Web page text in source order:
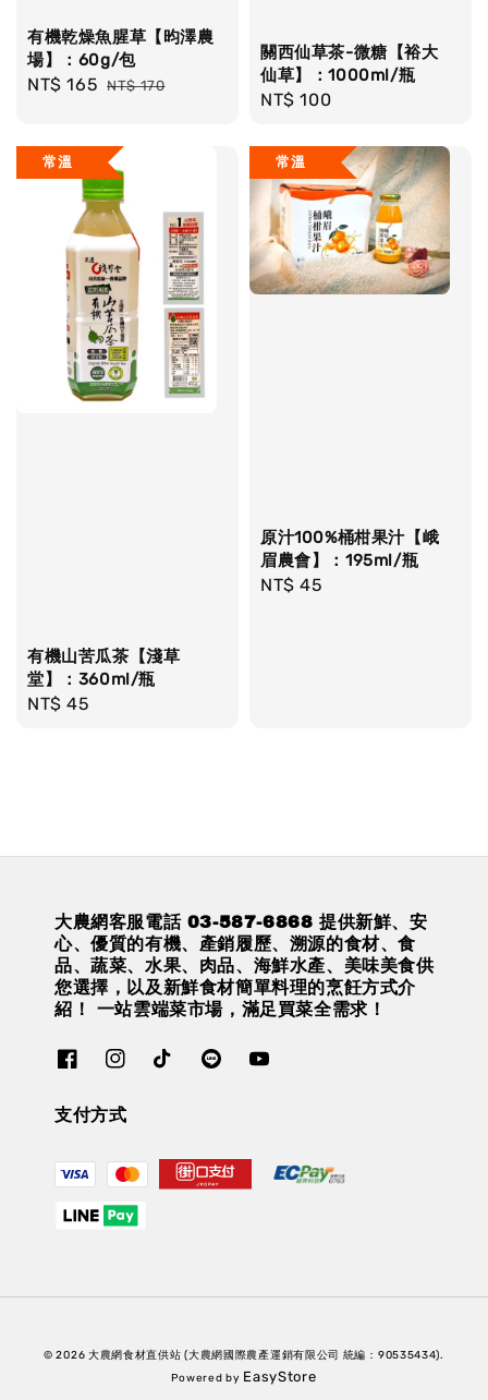
有機乾燥魚腥草【昀澤農
場】：60g/包
Sale
NT$ 165 Regular
NT$ 170
關西仙草茶-微糖【裕大
仙草】：1000ml/瓶
Regular
NT$ 100
常溫
有機山苦瓜茶【淺草
堂】：360ml/瓶
Regular
NT$ 45
常溫
原汁100%桶柑果汁【峨
眉農會】：195ml/瓶
Regular
NT$ 45
大農網客服電話 03-587-6868 提供新鮮、安
心、優質的有機、產銷履歷、溯源的食材、食
品、蔬菜、水果、肉品、海鮮水產、美味美食供
您選擇，以及新鮮食材簡單料理的烹飪方式介
紹！ 一站雲端菜市場，滿足買菜全需求！
支付方式
© 2026 大農網食材直供站 (大農網國際農產運銷有限公司 統編：90535434).
Powered by EasyStore